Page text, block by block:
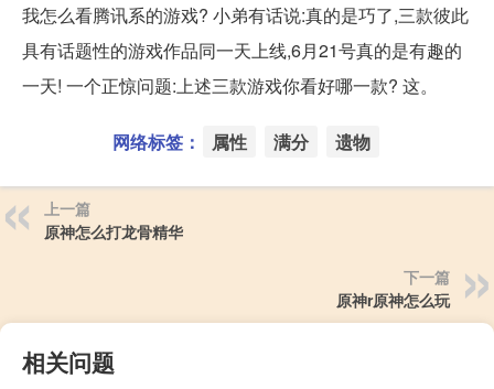
我怎么看腾讯系的游戏? 小弟有话说:真的是巧了,三款彼此
具有话题性的游戏作品同一天上线,6月21号真的是有趣的
一天! 一个正惊问题:上述三款游戏你看好哪一款? 这。
网络标签： 属性 满分 遗物
上一篇
原神怎么打龙骨精华
下一篇
原神r原神怎么玩
相关问题